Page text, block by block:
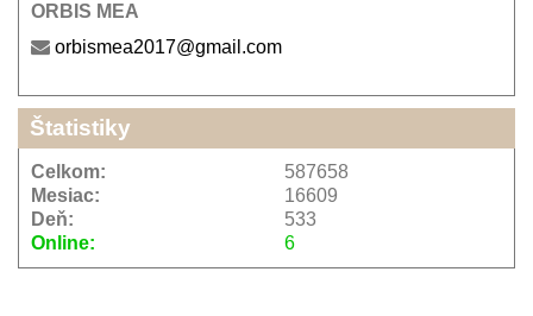
ORBIS MEA
orbismea2017@gmail.com
Štatistiky
Online: 6
Celkom:
587658
Mesiac:
16609
Deň:
533